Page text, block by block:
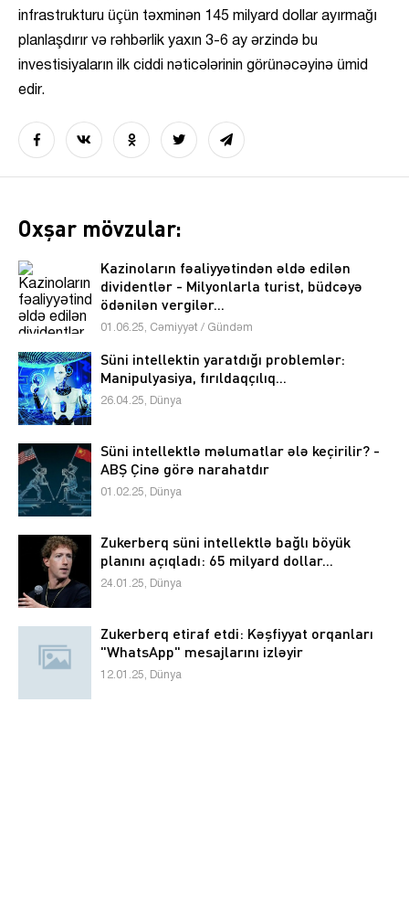
infrastrukturu üçün təxminən 145 milyard dollar ayırmağı
planlaşdırır və rəhbərlik yaxın 3-6 ay ərzində bu
investisiyaların ilk ciddi nəticələrinin görünəcəyinə ümid
edir.
Oxşar mövzular:
Kazinoların fəaliyyətindən əldə edilən
dividentlər - Milyonlarla turist, büdcəyə
ödənilən vergilər...
01.06.25, Cəmiyyət / Gündəm
Süni intellektin yaratdığı problemlər:
Manipulyasiya, fırıldaqçılıq...
26.04.25, Dünya
Süni intellektlə məlumatlar ələ keçirilir? -
ABŞ Çinə görə narahatdır
01.02.25, Dünya
Zukerberq süni intellektlə bağlı böyük
planını açıqladı: 65 milyard dollar...
24.01.25, Dünya
Zukerberq etiraf etdi: Kəşfiyyat orqanları
"WhatsApp" mesajlarını izləyir
12.01.25, Dünya